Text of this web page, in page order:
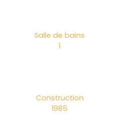
Salle de bains
1
Construction
1985